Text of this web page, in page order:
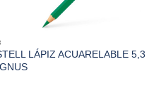
LÁPIZ ACUARELABLE